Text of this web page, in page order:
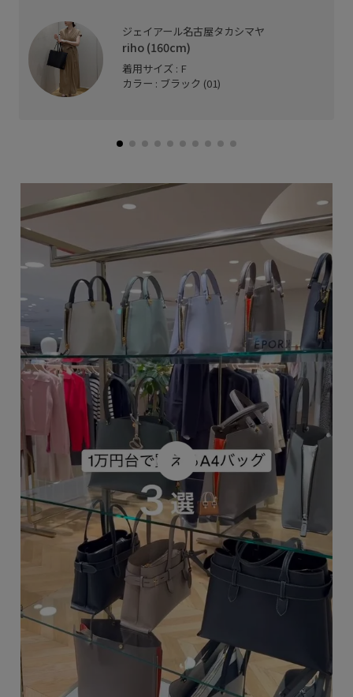
ジェイアール名古屋タカシマヤ
riho (160cm)
着用サイズ : F
カラー : ブラック (01)